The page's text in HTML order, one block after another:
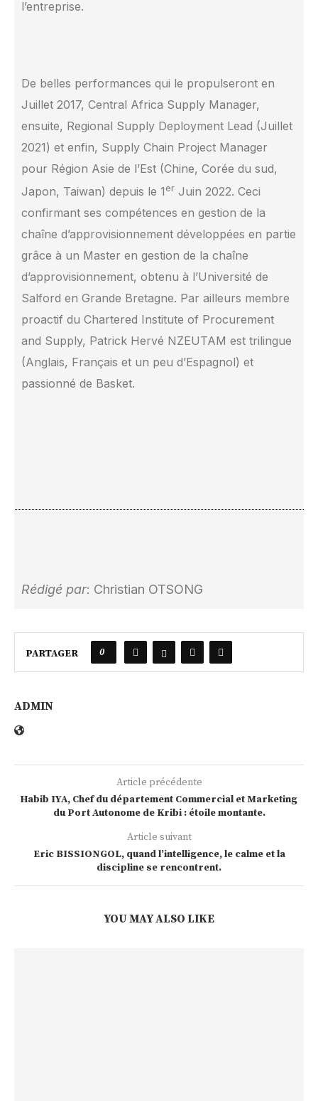
l’entreprise.‎
De belles performances qui le propulseront en
Juillet 2017, Central Africa Supply Manager,
ensuite, Regional Supply Deployment Lead (Juillet
2021) et enfin, Supply Chain Project Manager
pour Région Asie de l’Est (Chine, Corée du sud,
Japon, Taiwan) depuis le 1er Juin 2022. Ceci
confirmant ses compétences en gestion de la
chaîne d’approvisionnement développées en partie
grâce à un Master en gestion de la chaîne
d’approvisionnement, obtenu à l’Université de
Salford en Grande Bretagne. Par ailleurs membre
proactif du Chartered Institute of Procurement
and Supply, Patrick Hervé NZEUTAM est trilingue
(Anglais, Français et un peu d’Espagnol) et
passionné de Basket.
Rédigé par: Christian OTSONG
PARTAGER 0
ADMIN
Article précédente
Habib IYA, Chef du département Commercial et Marketing
du Port Autonome de Kribi : étoile montante.
Article suivant
Eric BISSIONGOL, quand l’intelligence, le calme et la
discipline se rencontrent.
YOU MAY ALSO LIKE